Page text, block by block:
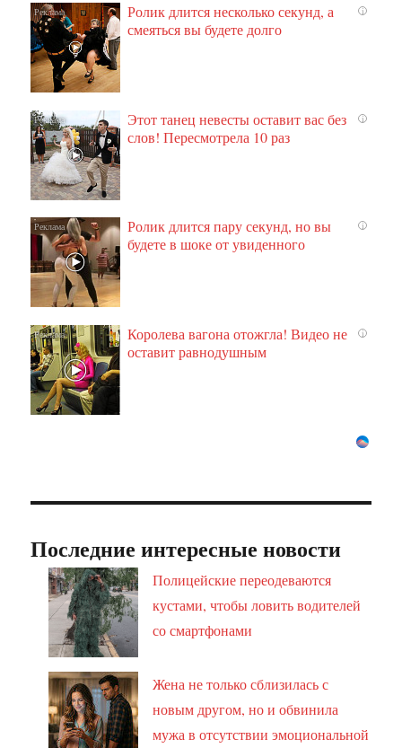
i
Ролик длится несколько секунд, а
смеяться вы будете долго
i
Этот танец невесты оставит вас без
слов! Пересмотрела 10 раз
i
Ролик длится пару секунд, но вы
будете в шоке от увиденного
i
Королева вагона отожгла! Видео не
оставит равнодушным
Последние интересные новости
Полицейские переодеваются
кустами, чтобы ловить водителей
со смартфонами
Жена не только сблизилась с
новым другом, но и обвинила
мужа в отсутствии эмоциональной